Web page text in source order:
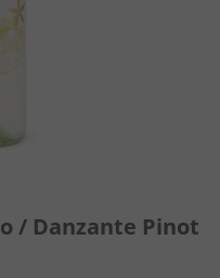
/ Danzante Pinot